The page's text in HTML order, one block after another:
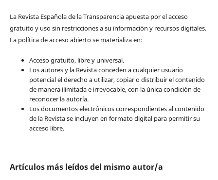
La Revista Española de la Transparencia apuesta por el acceso
gratuito y uso sin restricciones a su información y recursos digitales.
La política de acceso abierto se materializa en:
Acceso gratuito, libre y universal.
Los autores y la Revista conceden a cualquier usuario
potencial el derecho a utilizar, copiar o distribuir el contenido
de manera ilimitada e irrevocable, con la única condición de
reconocer la autoría.
Los documentos electrónicos correspondientes al contenido
de la Revista se incluyen en formato digital para permitir su
acceso libre.
Artículos más leídos del mismo autor/a